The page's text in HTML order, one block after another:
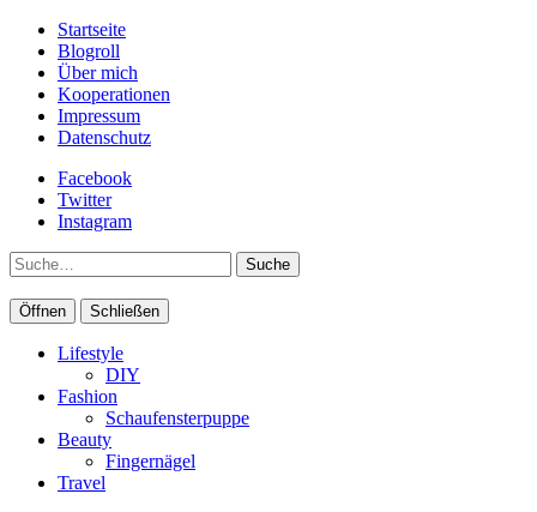
Startseite
Blogroll
Über mich
Kooperationen
Impressum
Datenschutz
Facebook
Twitter
Instagram
Suche
Öffnen Schließen
Lifestyle
DIY
Fashion
Schaufensterpuppe
Beauty
Fingernägel
Travel